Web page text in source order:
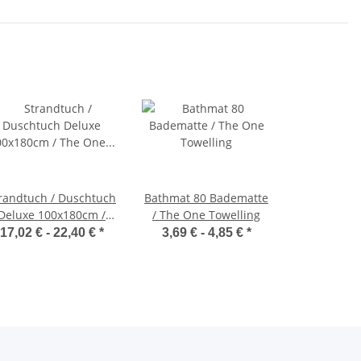
/ Duschtuch
100x180cm /
One Towelling T1-
17,02 € - 22,40 € *
Bathmat 80 Badematte
/ The One Towelling
3,69 € - 4,85 € *